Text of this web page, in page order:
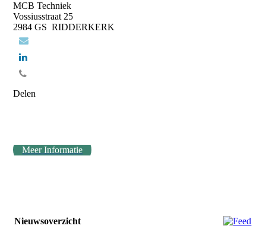
MCB Techniek
Vossiusstraat 25
2984 GS RIDDERKERK
Delen
Meer Informatie
Nieuwsoverzicht